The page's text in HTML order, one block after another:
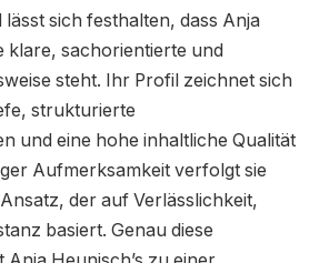
sich festhalten, dass Anja
klare, sachorientierte und
steht. Ihr Profil zeichnet sich
strukturierte
und eine hohe inhaltliche Qualität
Aufmerksamkeit verfolgt sie
der auf Verlässlichkeit,
basiert. Genau diese